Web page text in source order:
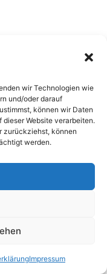
wir Technologien wie
und/oder darauf
können wir Daten
Website verarbeiten.
zurückziehst, können
werden.
Impressum